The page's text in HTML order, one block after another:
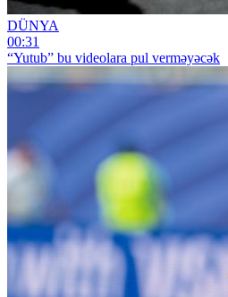
DÜNYA
00:31
“Yutub” bu videolara pul verməyəcək